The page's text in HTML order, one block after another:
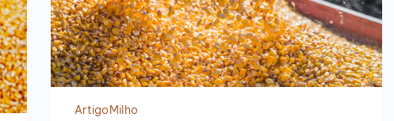
ArtigoMilho